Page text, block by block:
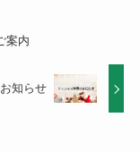
案内
知らせ